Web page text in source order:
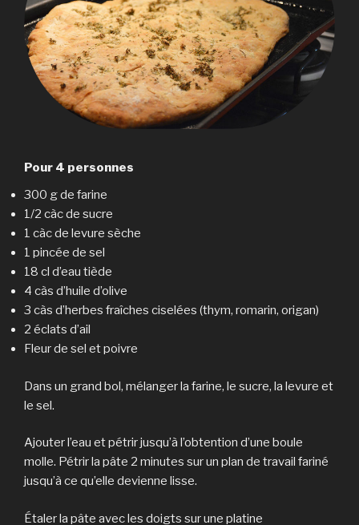
Pour 4 personnes
300 g de farine
1/2 càc de sucre
1 càc de levure sèche
1 pincée de sel
18 cl d’eau tiède
4 càs d’huile d’olive
3 càs d’herbes fraîches ciselées (thym, romarin, origan)
2 éclats d’ail
Fleur de sel et poivre
Dans un grand bol, mélanger la farine, le sucre, la levure et
le sel.
Ajouter l’eau et pétrir jusqu’à l’obtention d’une boule
molle. Pétrir la pâte 2 minutes sur un plan de travail fariné
jusqu’à ce qu’elle devienne lisse.
Étaler la pâte avec les doigts sur une platine